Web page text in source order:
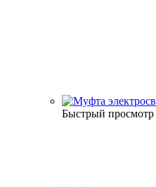
Быстрый просмотр